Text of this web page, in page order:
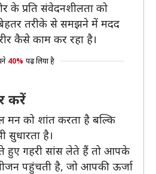
प्रति संवेदनशीलता को
तरीके से समझने में मदद
कैसे काम कर रहा है।
40% पढ़ लिया है
करें
मन को शांत करता है बल्कि
सुधारता है।
हुए गहरी सांस लेते हैं तो आपके
पहुंचती है, जो आपकी ऊर्जा